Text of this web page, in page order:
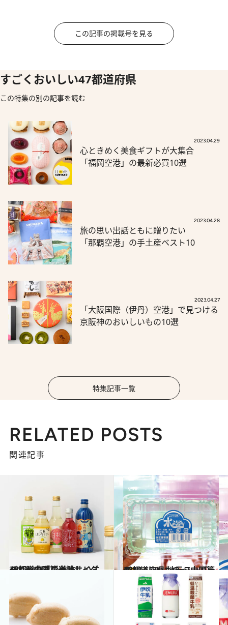
この記事の掲載号を見る
すごくおいしい47都道府県
この特集の別の記事を読む
2023.04.29
心ときめく美食ギフトが大集合
「福岡空港」の最新必買10選
2023.04.28
旅の思い出話ともに贈りたい
「那覇空港」の手土産ベスト10
2023.04.27
「大阪国際（伊丹）空港」で見つける
京阪神のおいしいもの10選
特集記事一覧
RELATED POSTS
関連記事
2017.7.16
47都道府県の美味しいすぐれもの「ご当地サイダー」～中国篇～
グルメ 2017.1.29
47都道府県 地元スーパーのおいしいもの ～中国篇～
グルメ